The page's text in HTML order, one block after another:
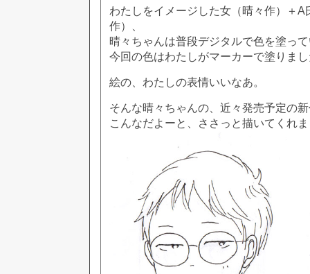
わたしをイメージした女（晴々作）＋A
作）、
晴々ちゃんは普段デジタルで色を塗っ
今回の色はわたしがマーカーで塗りま
絵の、わたしの表情いいなあ。
そんな晴々ちゃんの、近々発売予定の
こんなだよーと、ささっと描いてくれ